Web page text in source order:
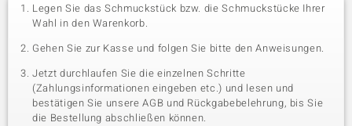
Legen Sie das Schmuckstück bzw. die Schmuckstücke Ihrer
Wahl in den Warenkorb.
Gehen Sie zur Kasse und folgen Sie bitte den Anweisungen.
Jetzt durchlaufen Sie die einzelnen Schritte
(Zahlungsinformationen eingeben etc.) und lesen und
bestätigen Sie unsere AGB und Rückgabebelehrung, bis Sie
die Bestellung abschließen können.